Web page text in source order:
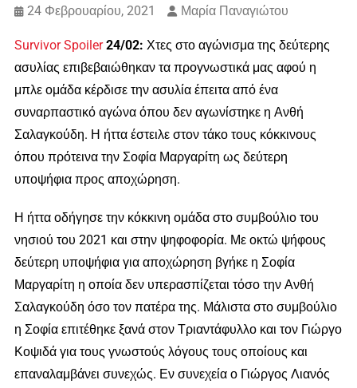
24 Φεβρουαρίου, 2021 Μαρία Παναγιώτου
Survivor Spoiler24/02: Χτες στο αγώνισμα της δεύτερης
ασυλίας επιβεβαιώθηκαν τα προγνωστικά μας αφού η
μπλε ομάδα κέρδισε την ασυλία έπειτα από ένα
συναρπαστικό αγώνα όπου δεν αγωνίστηκε η Ανθή
Σαλαγκούδη. Η ήττα έστειλε στον τάκο τους κόκκινους
όπου πρότεινα την Σοφία Μαργαρίτη ως δεύτερη
υποψήφια προς αποχώρηση.
Η ήττα οδήγησε την κόκκινη ομάδα στο συμβούλιο του
νησιού του 2021 και στην ψηφοφορία. Με οκτώ ψήφους
δεύτερη υποψήφια για αποχώρηση βγήκε η Σοφία
Μαργαρίτη η οποία δεν υπερασπίζεται τόσο την Ανθή
Σαλαγκούδη όσο τον πατέρα της. Μάλιστα στο συμβούλιο
η Σοφία επιτέθηκε ξανά στον Τριαντάφυλλο και τον Γιώργο
Κοψιδά για τους γνωστούς λόγους τους οποίους και
επαναλαμβάνει συνεχώς. Εν συνεχεία ο Γιώργος Λιανός